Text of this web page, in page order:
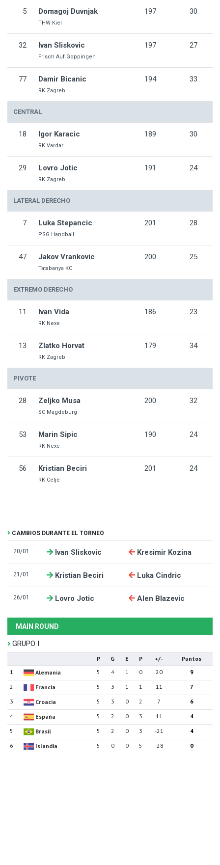
5 Domagoj Duvnjak
THW Kiel
197 30
32 Ivan Sliskovic
Frisch Auf Goppingen
197 27
77 Damir Bicanic
RK Zagreb
194 33
CENTRAL
18 Igor Karacic
RK Vardar
189 30
29 Lovro Jotic
RK Zagreb
191 24
LATERAL DERECHO
7 Luka Stepancic
PSG Handball
201 28
47 Jakov Vrankovic
Tatabanya KC
200 25
EXTREMO DERECHO
11 Ivan Vida
RK Nexe
186 23
13 Zlatko Horvat
RK Zagreb
179 34
PIVOTE
28 Zeljko Musa
SC Magdeburg
200 32
53 Marin Sipic
RK Nexe
190 24
56 Kristian Beciri
RK Celje
201 24
CAMBIOS DURANTE EL TORNEO
20/01 Ivan Sliskovic Kresimir Kozina
21/01 Kristian Beciri Luka Cindric
26/01 Lovro Jotic Alen Blazevic
MAIN ROUND
GRUPO I
P G E P +/-
Puntos
1
Alemania 5 4 1 0 20
9
2
Francia 5 3 1 1 11
7
3
Croacia 5 3 0 2 7
6
4
España 5 2 0 3 11
4
5
Brasil 5 2 0 3 -21
4
6
Islandia 5 0 0 5 -28 0